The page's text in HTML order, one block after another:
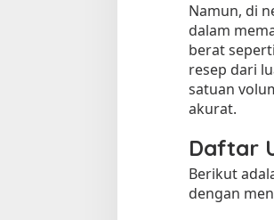
Namun, di
dalam
berat
resep dari
satuan
akurat.
Daftar
Berikut
dengan